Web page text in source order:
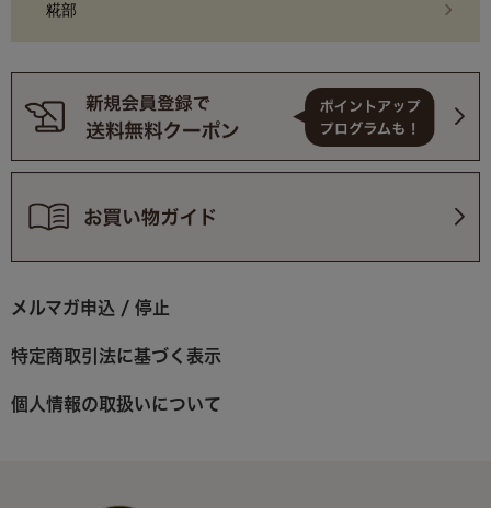
糀部
メルマガ申込 / 停止
特定商取引法に基づく表示
個人情報の取扱いについて